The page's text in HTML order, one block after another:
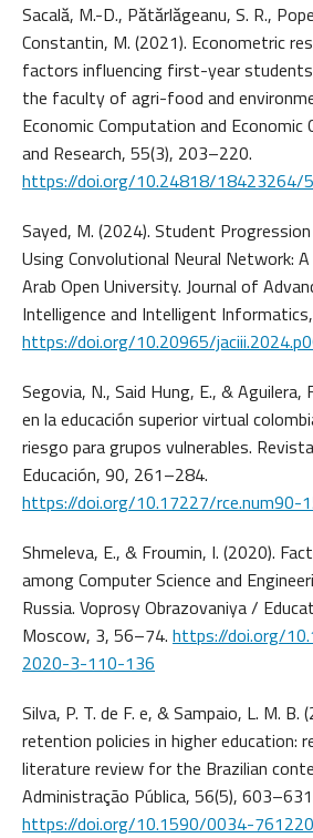
Sacală, M.-D., Pătărlăgeanu, S. R.,
Constantin, M. (2021). Econometric
factors influencing first-year
the faculty of agri-food and
Economic Computation and Economic
and Research, 55(3), 203–220.
https://doi.org/10.24818/18423264/
Sayed, M. (2024). Student
Using Convolutional Neural Network:
Arab Open University. Journal of
Intelligence and Intelligent
https://doi.org/10.20965/
Segovia, N., Said Hung, E., & Aguilera,
en la educación superior virtual
riesgo para grupos vulnerables.
Educación, 90, 261–284.
https://doi.org/10.17227/rce.num90-
Shmeleva, E., & Froumin, I. (2020).
among Computer Science and
Russia. Voprosy Obrazovaniya /
Moscow, 3, 56–74. https://doi.org/
2020-3-110-136
Silva, P. T. de F. e, & Sampaio, L. M. B.
retention policies in higher education:
literature review for the Brazilian
Administração Pública, 56(5),
https://doi.org/10.1590/0034-